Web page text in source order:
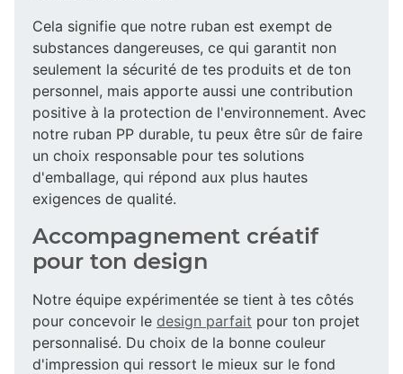
Cela signifie que notre ruban est exempt de
substances dangereuses, ce qui garantit non
seulement la sécurité de tes produits et de ton
personnel, mais apporte aussi une contribution
positive à la protection de l'environnement. Avec
notre ruban PP durable, tu peux être sûr de faire
un choix responsable pour tes solutions
d'emballage, qui répond aux plus hautes
exigences de qualité.
Accompagnement créatif
pour ton design
Notre équipe expérimentée se tient à tes côtés
pour concevoir le design parfait pour ton projet
personnalisé. Du choix de la bonne couleur
d'impression qui ressort le mieux sur le fond